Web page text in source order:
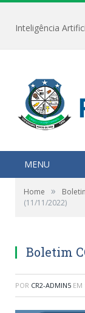
MENU
Home »
(11/11/2022)
Boletim
POR CR2-ADMIN5 EM